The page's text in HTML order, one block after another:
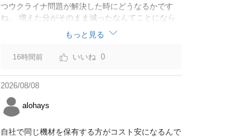
つウクライナ問題が解決した時にどうなるかです
ね。 増えた分がそのまま減ったなんてことになら
なければいいですが。
もっと見る
16時間前 0
2026/08/08
alohays
自社で同じ機材を保有する方がコスト安になるんで